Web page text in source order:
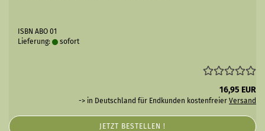
ISBN ABO 01
Lieferung:
sofort
16,95 EUR
-> in Deutschland für Endkunden kostenfreier Versand
JETZT BESTELLEN !